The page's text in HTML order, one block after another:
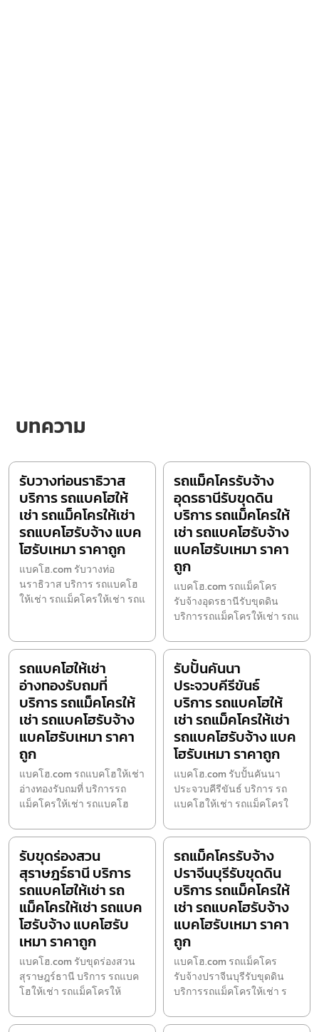
บทความ
รับวางท่อนราธิวาส
บริการ รถแบคโฮให้
เช่า รถแม็คโครให้เช่า
รถแบคโฮรับจ้าง แบค
โฮรับเหมา ราคาถูก
แบคโฮ.com รับวางท่อ
นราธิวาส บริการ รถแบคโฮ
ให้เช่า รถแม็คโครให้เช่า รถแ
รถแม็คโครรับจ้าง
อุดรธานีรับขุดดิน
บริการ รถแม็คโครให้
เช่า รถแบคโฮรับจ้าง
แบคโฮรับเหมา ราคา
ถูก
แบคโฮ.com รถแม็คโคร
รับจ้างอุดรธานีรับขุดดิน
บริการรถแม็คโครให้เช่า รถแ
รถแบคโฮให้เช่า
อ่างทองรับถมที่
บริการ รถแม็คโครให้
เช่า รถแบคโฮรับจ้าง
แบคโฮรับเหมา ราคา
ถูก
แบคโฮ.com รถแบคโฮให้เช่า
อ่างทองรับถมที่ บริการรถ
แม็คโครให้เช่า รถแบคโฮ
รับปั้นคันนา
ประจวบคีรีขันธ์
บริการ รถแบคโฮให้
เช่า รถแม็คโครให้เช่า
รถแบคโฮรับจ้าง แบค
โฮรับเหมา ราคาถูก
แบคโฮ.com รับปั้นคันนา
ประจวบคีรีขันธ์ บริการ รถ
แบคโฮให้เช่า รถแม็คโครใ
รับขุดร่องสวน
สุราษฎร์ธานี บริการ
รถแบคโฮให้เช่า รถ
แม็คโครให้เช่า รถแบค
โฮรับจ้าง แบคโฮรับ
เหมา ราคาถูก
แบคโฮ.com รับขุดร่องสวน
สุราษฎร์ธานี บริการ รถแบค
โฮให้เช่า รถแม็คโครให้
รถแม็คโครรับจ้าง
ปราจีนบุรีรับขุดดิน
บริการ รถแม็คโครให้
เช่า รถแบคโฮรับจ้าง
แบคโฮรับเหมา ราคา
ถูก
แบคโฮ.com รถแม็คโคร
รับจ้างปราจีนบุรีรับขุดดิน
บริการรถแม็คโครให้เช่า ร